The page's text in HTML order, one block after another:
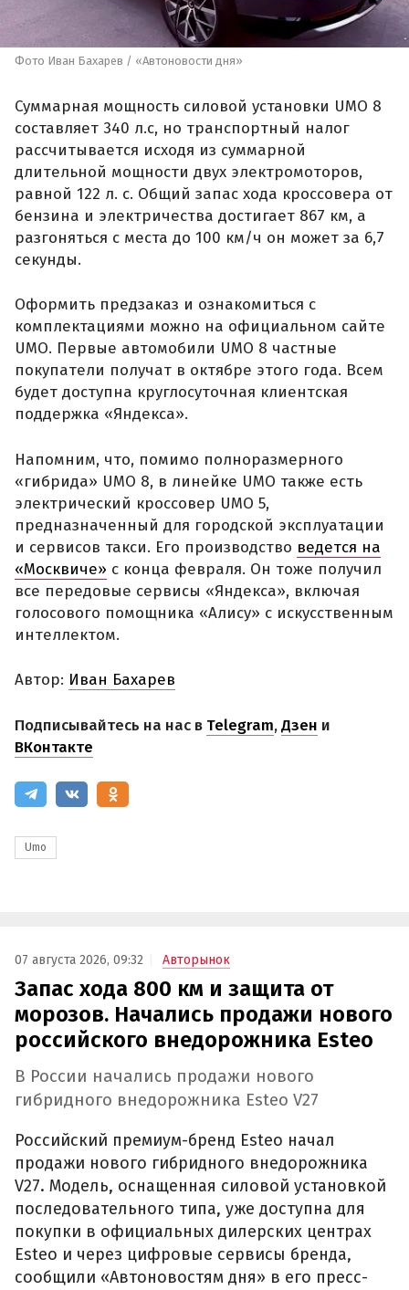
Фото Иван Бахарев / «Автоновости дня»
Суммарная мощность силовой установки UMO 8
составляет 340 л.с, но транспортный налог
рассчитывается исходя из суммарной
длительной мощности двух электромоторов,
равной 122 л. с. Общий запас хода кроссовера от
бензина и электричества достигает 867 км, а
разгоняться с места до 100 км/ч он может за 6,7
секунды.
Оформить предзаказ и ознакомиться с
комплектациями можно на официальном сайте
UMO. Первые автомобили UMO 8 частные
покупатели получат в октябре этого года. Всем
будет доступна круглосуточная клиентская
поддержка «Яндекса».
Напомним, что, помимо полноразмерного
«гибрида» UMO 8, в линейке UMO также есть
электрический кроссовер UMO 5,
предназначенный для городской эксплуатации
и сервисов такси. Его производство ведется на
«Москвиче» с конца февраля. Он тоже получил
все передовые сервисы «Яндекса», включая
голосового помощника «Алису» с искусственным
интеллектом.
Автор: Иван Бахарев
Подписывайтесь на нас в Telegram,Дзен и
ВКонтакте
Umo
07 августа 2026, 09:32 Авторынок
Запас хода 800 км и защита от
морозов. Начались продажи нового
российского внедорожника Esteo
В России начались продажи нового
гибридного внедорожника Esteo V27
Российский премиум-бренд Esteo начал
продажи нового гибридного внедорожника
V27. Модель, оснащенная силовой установкой
последовательного типа, уже доступна для
покупки в официальных дилерских центрах
Esteo и через цифровые сервисы бренда,
сообщили «Автоновостям дня» в его пресс-